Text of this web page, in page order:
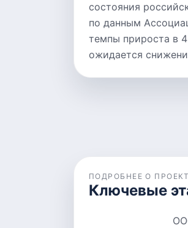
состояния
по данным
темпы прироста в
ожидается
ПОДРОБНЕЕ О
Ключевые